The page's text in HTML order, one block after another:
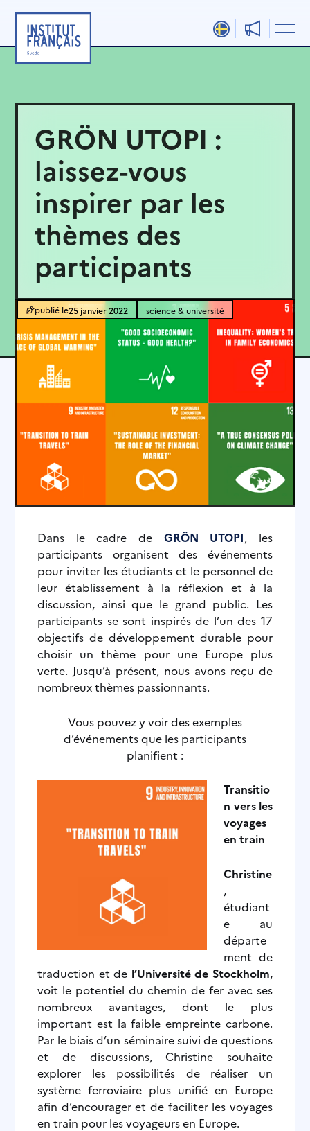
contenu
GRÖN UTOPI :
laissez-vous
inspirer par les
thèmes des
participants
25 janvier 2022 science & université
Dans le cadre de GRÖN UTOPI, les
participants organisent des événements
pour inviter les étudiants et le personnel de
leur établissement à la réflexion et à la
discussion, ainsi que le grand public. Les
participants se sont inspirés de l’un des 17
objectifs de développement durable pour
choisir un thème pour une Europe plus
verte. Jusqu’à présent, nous avons reçu de
nombreux thèmes passionnants.
Vous pouvez y voir des exemples
d’événements que les participants
planifient :
Transitio
n vers les
voyages
en train
Christine
,
étudiant
e au
départe
ment de
traduction et de l’Université de Stockholm,
voit le potentiel du chemin de fer avec ses
nombreux avantages, dont le plus
important est la faible empreinte carbone.
Par le biais d’un séminaire suivi de questions
et de discussions, Christine souhaite
explorer les possibilités de réaliser un
système ferroviaire plus unifié en Europe
afin d’encourager et de faciliter les voyages
en train pour les voyageurs en Europe.